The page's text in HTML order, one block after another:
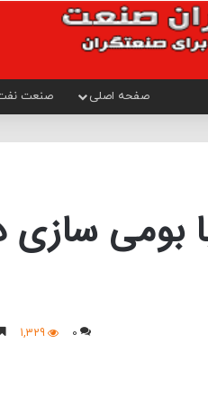
صفحه اصلی صنعت
دلاری با بومی
0
1,329